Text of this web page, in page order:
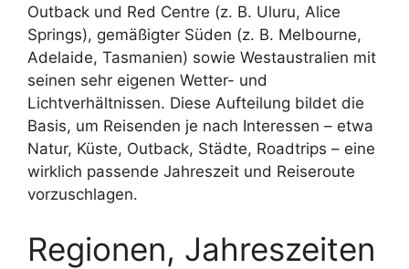
Outback und Red Centre (z. B. Uluru, Alice
Springs), gemäßigter Süden (z. B. Melbourne,
Adelaide, Tasmanien) sowie Westaustralien mit
seinen sehr eigenen Wetter- und
Lichtverhältnissen. Diese Aufteilung bildet die
Basis, um Reisenden je nach Interessen – etwa
Natur, Küste, Outback, Städte, Roadtrips – eine
wirklich passende Jahreszeit und Reiseroute
vorzuschlagen.
Regionen, Jahreszeiten